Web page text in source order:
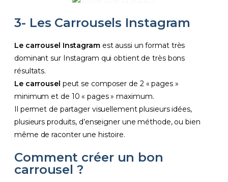
3- Les Carrousels Instagram
Le carrousel Instagramest aussi un format très
dominant sur Instagram qui obtient de très bons
résultats.
Le carrousel peut se composer de 2 « pages »
minimum et de 10 « pages » maximum.
Il permet de partager visuellement plusieurs idées,
plusieurs produits, d’enseigner une méthode, ou bien
même de raconter une histoire.
Comment créer un bon
carrousel ?